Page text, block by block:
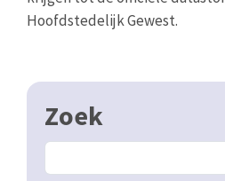
Hoofdstedelijk Gewest.
Zoek